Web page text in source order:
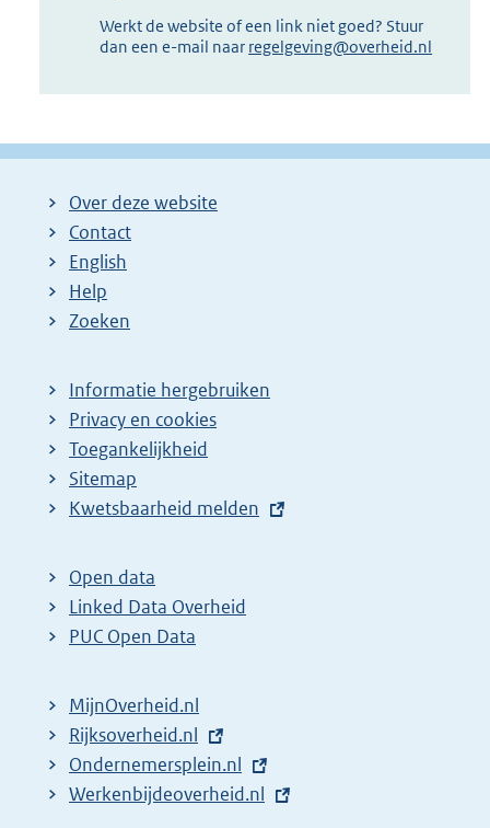
Werkt de website of een link niet goed? Stuur
dan een e-mail naar regelgeving@overheid.nl
Over deze website
Contact
English
Help
Zoeken
Informatie hergebruiken
Privacy en cookies
Toegankelijkheid
Sitemap
E
t
e
r
l
i
n
k
Kwetsbaarheid melden
Open data
Linked Data Overheid
PUC Open Data
MijnOverheid.nl
E
x
t
Rijksoverheid.nl
E
x
Ondernemersplein.nl
E
Werkenbijdeoverheid.nl